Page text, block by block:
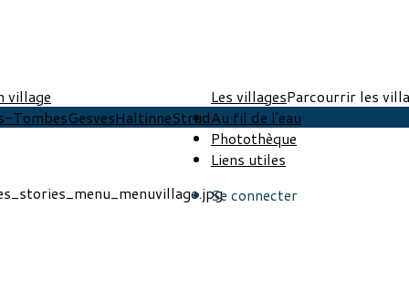
Les villagesParcourrir les
village
TombesGesvesHaltinneStrudAu fil de l'eau
Photothèque
Liens utiles
Se connecter